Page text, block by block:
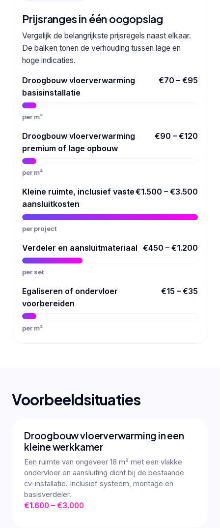
Prijsranges in één oogopslag
Vergelijk de belangrijkste prijsregels naast elkaar.
De balken tonen de verhouding tussen lage en
hoge indicaties.
Droogbouw vloerverwarming
basisinstallatie
€70 – €95
per m²
Droogbouw vloerverwarming
premium of lage opbouw
€90 – €120
per m²
Kleine ruimte, inclusief vaste
aansluitkosten
€1.500 – €3.500
per project
Verdeler en aansluitmateriaal €450 – €1.200
per set
Egaliseren of ondervloer
voorbereiden
€15 – €35
per m²
Voorbeeldsituaties
Droogbouw vloerverwarming in een
kleine werkkamer
Een ruimte van ongeveer 18 m² met een vlakke
ondervloer en aansluiting dicht bij de bestaande
cv-installatie. Inclusief systeem, montage en
basisverdeler.
€1.600 – €3.000